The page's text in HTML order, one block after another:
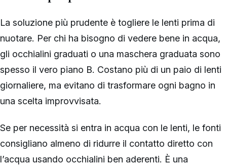
La soluzione più prudente è togliere le lenti prima di
nuotare. Per chi ha bisogno di vedere bene in acqua,
gli occhialini graduati o una maschera graduata sono
spesso il vero piano B. Costano più di un paio di lenti
giornaliere, ma evitano di trasformare ogni bagno in
una scelta improvvisata.
Se per necessità si entra in acqua con le lenti, le fonti
consigliano almeno di ridurre il contatto diretto con
l’acqua usando occhialini ben aderenti. È una